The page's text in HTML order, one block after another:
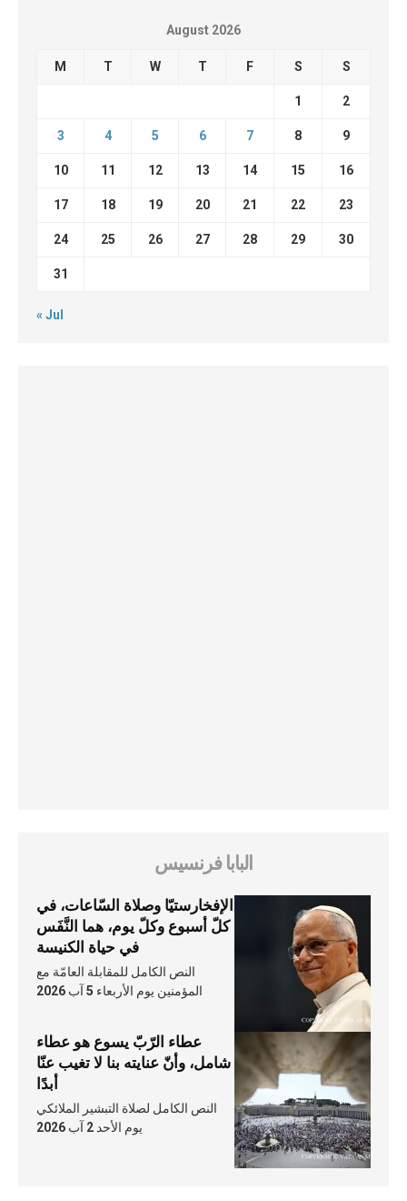
August 2026
M T W T F S S
1 2
3 4 5 6 7 8 9
10 11 12 13 14 15 16
17 18 19 20 21 22 23
24 25 26 27 28 29 30
31
« Jul
البابا فرنسيس
الإفخارستيّا وصلاة السّاعات، في
كلّ أسبوع وكلّ يوم، هما النَّفَس
في حياة الكنيسة
النص الكامل للمقابلة العامّة مع
المؤمنين يوم الأربعاء 5 آب 2026
عطاء الرّبّ يسوع هو عطاء
شامل، وأنّ عنايته بنا لا تغيب عنّا
أبدًا
النص الكامل لصلاة التبشير الملائكي
يوم الأحد 2 آب 2026